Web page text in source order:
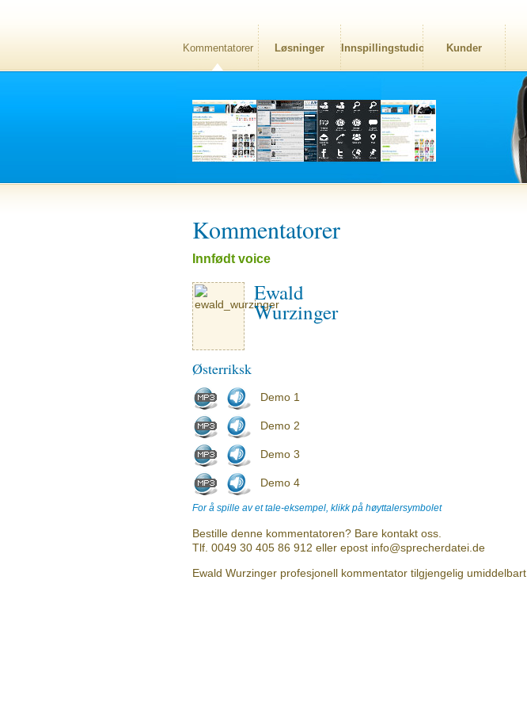
Kommentatorer Løsninger Innspillingstudio Kunder
Kommentatorer
Innfødt voice
Ewald
Wurzinger
Østerriksk
Demo 1
Demo 2
Demo 3
Demo 4
For å spille av et tale-eksempel, klikk på høyttalersymbolet
Bestille denne kommentatoren? Bare kontakt oss.
Tlf. 0049 30 405 86 912 eller epost info@sprecherdatei.de
Ewald Wurzinger profesjonell kommentator tilgjengelig umiddelbart.